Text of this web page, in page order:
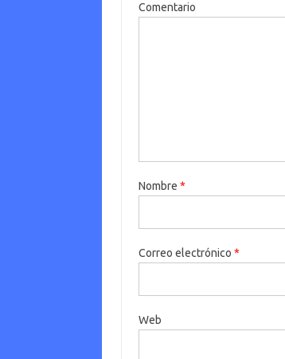
Comentario
Nombre *
Correo electrónico *
Web